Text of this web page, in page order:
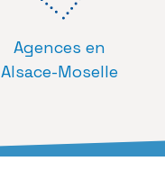
Agences en
Alsace-Moselle